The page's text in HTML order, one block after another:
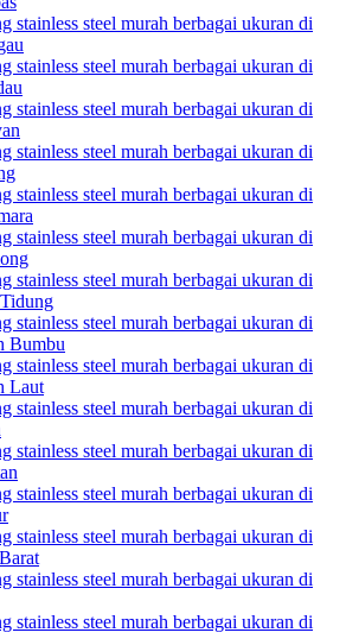
stainless steel murah berbagai ukuran di
stainless steel murah berbagai ukuran di
stainless steel murah berbagai ukuran di
stainless steel murah berbagai ukuran di
stainless steel murah berbagai ukuran di
stainless steel murah berbagai ukuran di
stainless steel murah berbagai ukuran di
stainless steel murah berbagai ukuran di
Bumbu
stainless steel murah berbagai ukuran di
Laut
stainless steel murah berbagai ukuran di
stainless steel murah berbagai ukuran di
stainless steel murah berbagai ukuran di
stainless steel murah berbagai ukuran di
stainless steel murah berbagai ukuran di
stainless steel murah berbagai ukuran di